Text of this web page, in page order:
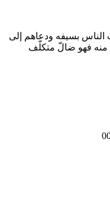
بسيفه ودعاهم إلى
منه فهو ضالّ متكلّف